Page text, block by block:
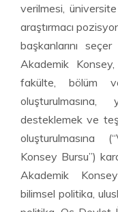
verilmesi,
araştırmacı
başkanlarını
Akademik
fakülte, bölüm ve
desteklemek ve
oluşturulmasına
Konsey Bursu”)
Akademik
bilimsel politika,